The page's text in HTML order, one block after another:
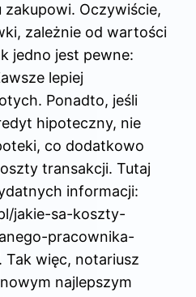
Oczywiście,
zależnie od wartości
jedno jest pewne:
lepiej
Ponadto, jeśli
hipoteczny, nie
co dodatkowo
transakcji. Tutaj
informacji:
jakie-sa-koszty-
pracownika-
Tak więc, notariusz
najlepszym